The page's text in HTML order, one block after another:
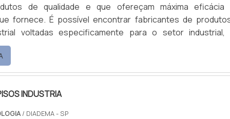
de qualidade e que ofereçam máxima eficácia
fornece. É possível encontrar fabricantes de
voltadas especificamente para o setor industrial,
gama extensa de compostos químicos, como
Aceleradores; Desincrustantes; Desengraxantes;
Neutralizadores; Refinadores; Removedores;
INDUSTRIA
/ DIADEMA - SP